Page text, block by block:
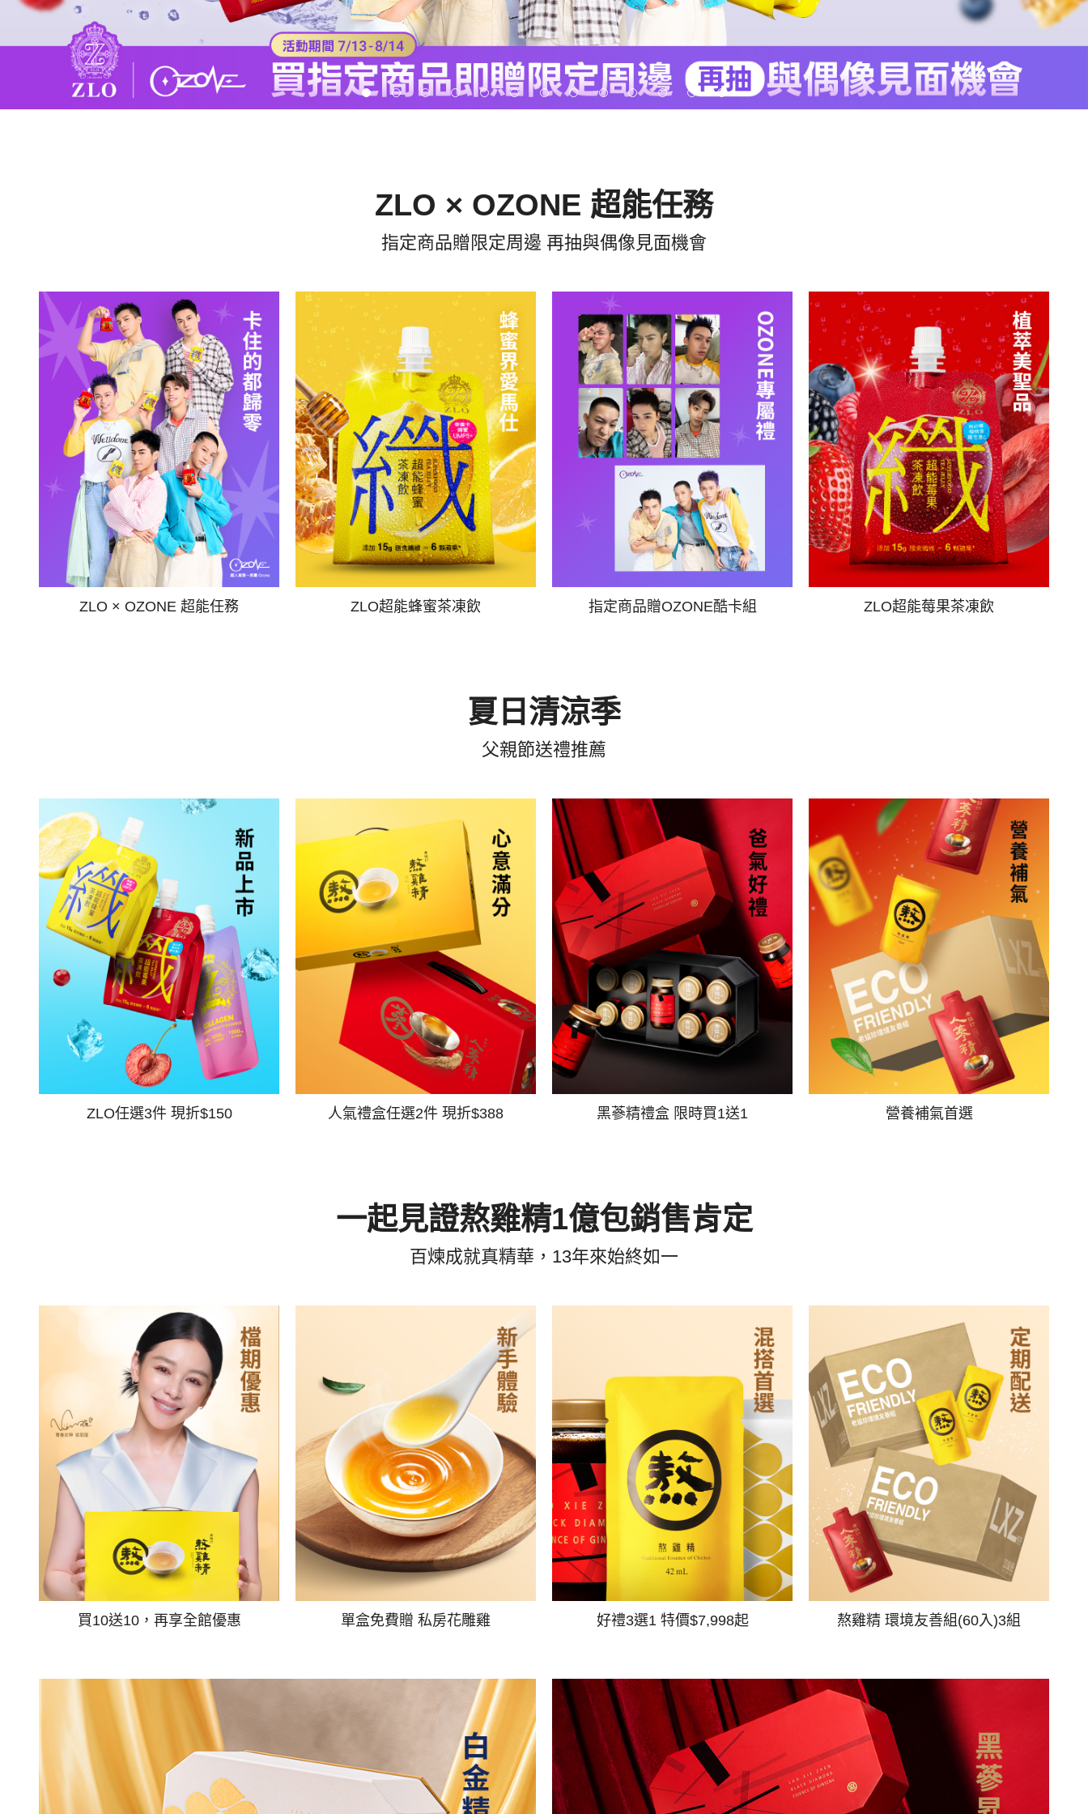
ZLO × OZONE 超能任務
指定商品贈限定周邊 再抽與偶像見面機會
ZLO × OZONE 超能任務 ZLO超能蜂蜜茶凍飲 指定商品贈OZONE酷卡組 ZLO超能莓果茶凍飲
夏日清涼季
父親節送禮推薦
ZLO任選3件 現折$150 人氣禮盒任選2件 現折$388 黑蔘精禮盒 限時買1送1 營養補氣首選
一起見證熬雞精1億包銷售肯定
百煉成就真精華，13年來始終如一
買10送10，再享全館優惠 單盒免費贈 私房花雕雞 好禮3選1 特價$7,998起 熬雞精 環境友善組(60入)3組